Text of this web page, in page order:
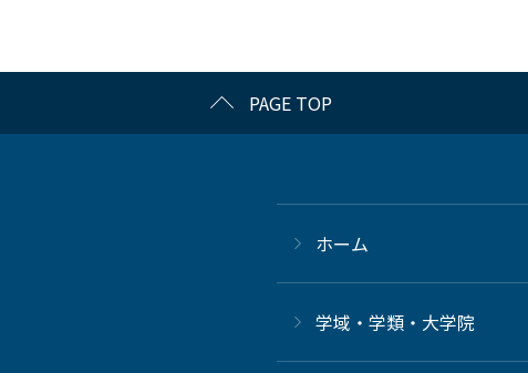
PAGE TOP
ホーム
学域・学類・大学院